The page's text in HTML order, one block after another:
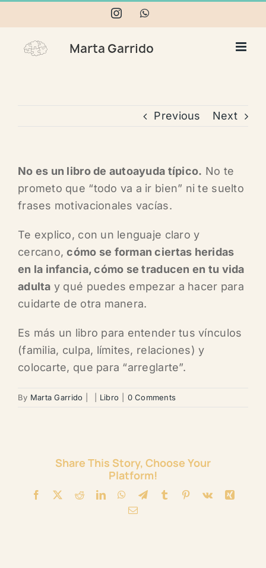
to
content
InstagramWhatsApp
Previous Next
No es un libro de autoayuda típico. No te
prometo que “todo va a ir bien” ni te suelto
frases motivacionales vacías.
Te explico, con un lenguaje claro y
cercano,cómo se forman ciertas heridas
en la infancia, cómo se traducen en tu vida
adulta y qué puedes empezar a hacer para
cuidarte de otra manera.
Es más un libro para entender tus vínculos
(familia, culpa, límites, relaciones) y
colocarte, que para “arreglarte”.
By Marta Garrido Libro 0 Comments
Share This Story, Choose Your
Platform!
Facebook RedditLinkedInWhatsApp
TelegramTumblr Pinterest
Vk
Xing
Correo